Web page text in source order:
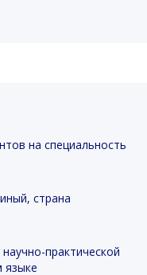
на специальность
страна
практической
языке